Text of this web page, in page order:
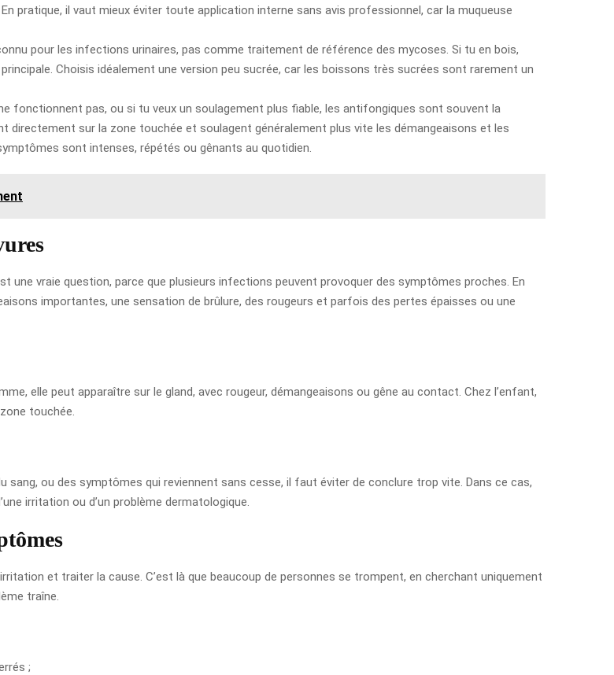
pratique, il vaut mieux éviter toute application interne sans avis professionnel, car la muqueuse
pour les infections urinaires, pas comme traitement de référence des mycoses. Si tu en bois,
Choisis idéalement une version peu sucrée, car les boissons très sucrées sont rarement un
fonctionnent pas, ou si tu veux un soulagement plus fiable, les antifongiques sont souvent la
directement sur la zone touchée et soulagent généralement plus vite les démangeaisons et les
sont intenses, répétés ou gênants au quotidien.
une vraie question, parce que plusieurs infections peuvent provoquer des symptômes proches. En
importantes, une sensation de brûlure, des rougeurs et parfois des pertes épaisses ou une
elle peut apparaître sur le gland, avec rougeur, démangeaisons ou gêne au contact. Chez l’enfant,
touchée.
ou des symptômes qui reviennent sans cesse, il faut éviter de conclure trop vite. Dans ce cas,
irritation ou d’un problème dermatologique.
et traiter la cause. C’est là que beaucoup de personnes se trompent, en cherchant uniquement
traîne.
;